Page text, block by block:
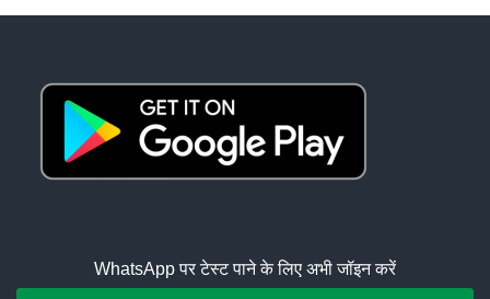
WhatsApp पर टेस्ट पाने के लिए अभी जॉइन करें